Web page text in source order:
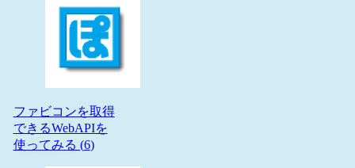
ファビコンを取得
できるWebAPIを
使ってみる (6)